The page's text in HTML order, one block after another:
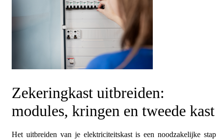
Zekeringkast uitbreiden:
modules, kringen en tweede kast
Het uitbreiden van je elektriciteitskast is een noodzakelijke stap